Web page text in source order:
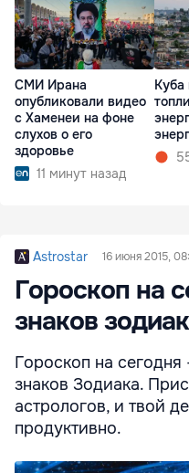
СМИ Ирана
опубликовали видео
с Хаменеи на фоне
слухов о его
здоровье
11 минут назад
Astrostar 16 июня 2015,
Гороскоп на
знаков
Гороскоп на
знаков Зодиака.
астрологов, и твой
продуктивно.